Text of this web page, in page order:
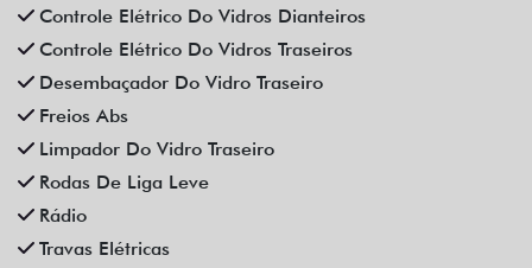
Controle Elétrico Do Vidros Dianteiros
Controle Elétrico Do Vidros Traseiros
Desembaçador Do Vidro Traseiro
Freios Abs
Limpador Do Vidro Traseiro
Rodas De Liga Leve
Rádio
Travas Elétricas